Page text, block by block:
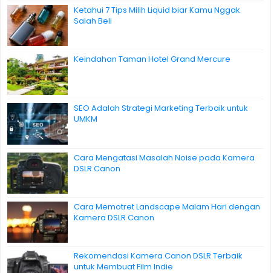
Ketahui 7 Tips Milih Liquid biar Kamu Nggak
Salah Beli
Keindahan Taman Hotel Grand Mercure
SEO Adalah Strategi Marketing Terbaik untuk
UMKM
Cara Mengatasi Masalah Noise pada Kamera
DSLR Canon
Cara Memotret Landscape Malam Hari dengan
Kamera DSLR Canon
Rekomendasi Kamera Canon DSLR Terbaik
untuk Membuat Film Indie